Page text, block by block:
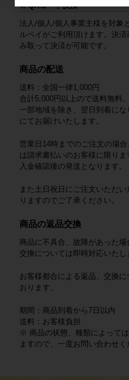
4. QRコード決済
法人/個人/個人事業主様を対象
ルペイがご利用頂けます。決
み取って決済が可能です。
商品の配送
送料：全国一律1,000円
合計5,000円以上ので送料無料
一部地域を除き、翌日到着に
にてお届けいたします。
営業日14時までのご注文の場
は請求書払いのお客様に限り
入金確認後の発送となります。
また土日祝日にご注文いただ
りますのでご了承ください。
商品の返品交換
商品に不具合、故障があった
交換については即時対応いたし
お客様都合による返品、交換
おります。
期間：商品到着から7日以内
送料：お客様負担
※ 商品の状態、種類によって
ますので、一度お問い合わせく